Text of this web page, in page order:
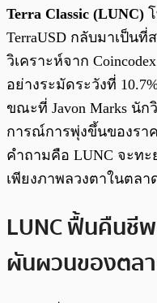
พร้อมเล่น
Terra Classic (LUNC)
TerraUSD กลับมาเป็น
วิเคราะห์จาก
อย่างระมัดระวังที่
ขณะที่ Javon Marks นั
การณ์การพุ่งขึ้นของรา
คำถามคือ LUNC จะทะ
เพียงภาพลวงตาในตล
LUNC ฟื้นคืนชี
ผันผวนของตล